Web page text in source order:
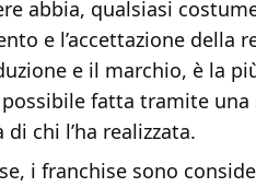
abbia, qualsiasi
e l’accettazione della
e il marchio, è la
fatta tramite una
chi l’ha realizzata.
i franchise sono